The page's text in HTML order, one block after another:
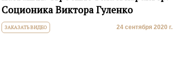
Соционика Виктора Гуленко
ЗАКАЗАТЬ ВИДЕО 24 сентября 2020 г.